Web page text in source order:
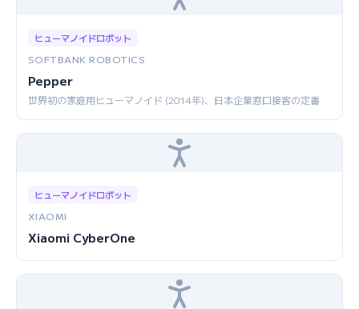
ヒューマノイドロボット
SOFTBANK ROBOTICS
Pepper
世界初の家庭用ヒューマノイド (2014年)、日本企業窓口接客の定番
ヒューマノイドロボット
XIAOMI
Xiaomi CyberOne